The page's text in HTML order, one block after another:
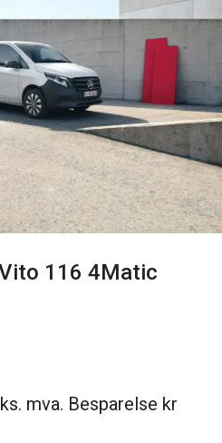
116 4Matic
mva. Besparelse kr